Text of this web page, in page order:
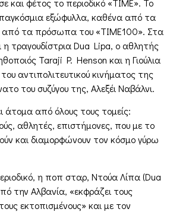
και φέτος το περιοδικό «TIME». Το
παγκόσμια εξώφυλλα, καθένα από τα
από τα πρόσωπα του «TIME100». Στα
η τραγουδίστρια Dua Lipa, ο αθλητής
Taraji P. Henson και η Γιούλια
αντιπολιτευτικού κινήματος της
του συζύγου της, Αλεξέι Ναβάλνι.
άτομα από όλους τους τομείς:
αθλητές, επιστήμονες, που με το
και διαμορφώνουν τον κόσμο γύρω
η ποπ σταρ, Ντούα Λίπα (Dua
την Αλβανία, «εκφράζει τους
εκτοπισμένους» και με τον